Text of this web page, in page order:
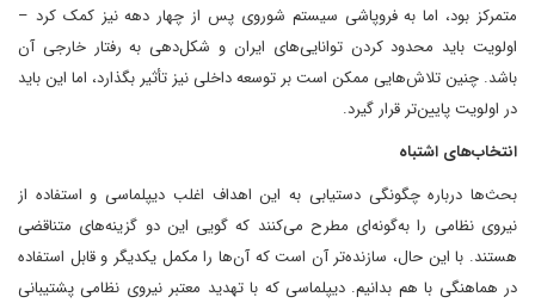
متمرکز بود، اما به فروپاشی سیستم شوروی پس از چهار دهه نیز کمک کرد –
اولویت باید محدود کردن توانایی‌های ایران و شکل‌دهی به رفتار خارجی آن
باشد. چنین تلاش‌هایی ممکن است بر توسعه داخلی نیز تأثیر بگذارد، اما این باید
در اولویت پایین‌تر قرار گیرد.
انتخاب‌های اشتباه
بحث‌ها درباره چگونگی دستیابی به این اهداف اغلب دیپلماسی و استفاده از
نیروی نظامی را به‌گونه‌ای مطرح می‌کنند که گویی این دو گزینه‌های متناقضی
هستند. با این حال، سازنده‌تر آن است که آن‌ها را مکمل یکدیگر و قابل استفاده
در هماهنگی با هم بدانیم. دیپلماسی که با تهدید معتبر نیروی نظامی پشتیبانی